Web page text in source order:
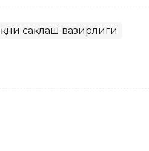
сақлаш вазирлиги